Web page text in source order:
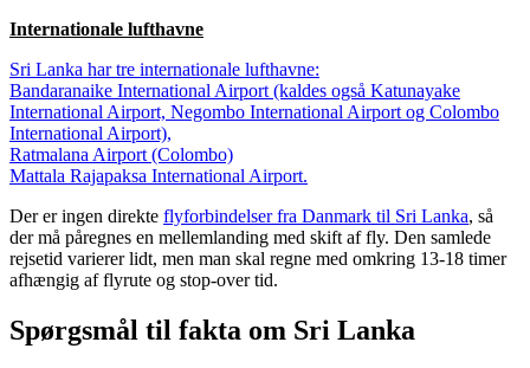
Internationale lufthavne
Sri Lanka har tre internationale lufthavne:
Bandaranaike International Airport (kaldes også Katunayake
International Airport, Negombo International Airport og Colombo
International Airport),
Ratmalana Airport (Colombo)
Mattala Rajapaksa International Airport.
Der er ingen direkte flyforbindelser fra Danmark til Sri Lanka, så
der må påregnes en mellemlanding med skift af fly. Den samlede
rejsetid varierer lidt, men man skal regne med omkring 13-18 timer
afhængig af flyrute og stop-over tid.
Spørgsmål til fakta om Sri Lanka